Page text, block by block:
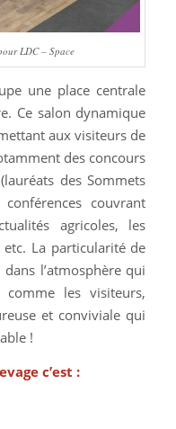
LDC – Space
une place centrale
Ce salon dynamique
aux visiteurs de
des concours
des Sommets
couvrant
agricoles, les
La particularité de
l’atmosphère qui
les visiteurs,
et conviviale qui
!
c’est :